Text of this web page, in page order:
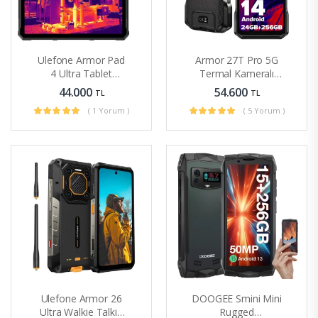
Ulefone Armor Pad
4 Ultra Tablet
Thermal Kameralı
8+256 GB
44.000 TL
( 1 Yorum )
Armor 27T Pro 5G
Termal Kameralı
Sağlam Telefon
54.600 TL
( 5 Yorum )
Ulefone Armor 26
Ultra Walkie Talkie
DOOGEE Smini Mini
Rugged